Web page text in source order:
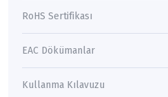
RoHS Sertifikası
EAC Dökümanlar
Kullanma Kılavuzu